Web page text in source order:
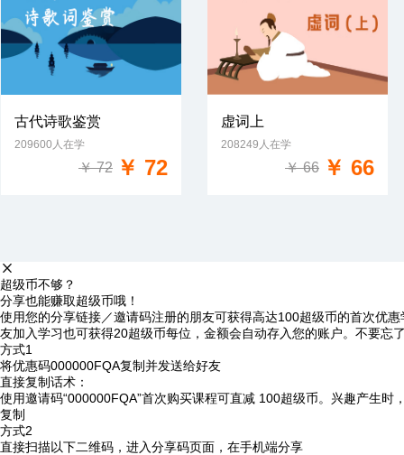
免费试学
古代诗歌鉴赏
209600人在学
￥ 72 ￥ 72
免费试学
虚词上
208249人在学
￥ 66 ￥ 66
超级币不够？
分享也能赚取超级币哦！
使用您的分享链接／邀请码注册的朋友可获得高达100超级币的首次优
友加入学习也可获得20超级币每位，金额会自动存入您的账户。不要忘
方式1
将优惠码000000FQA复制并发送给好友
直接复制话术：
使用邀请码“000000FQA”首次购买课程可直减 100超级币。兴趣产生时
复制
方式2
直接扫描以下二维码，进入分享码页面，在手机端分享